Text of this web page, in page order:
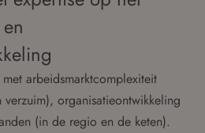
arbeidsmarktcomplexiteit
organisatieontwikkeling
(in de regio en de keten).